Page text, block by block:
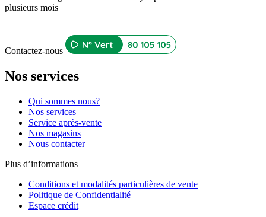
plusieurs mois
Contactez-nous
Nos services
Qui sommes nous?
Nos services
Service après-vente
Nos magasins
Nous contacter
Plus d’informations
Conditions et modalités particulières de vente
Politique de Confidentialité
Espace crédit